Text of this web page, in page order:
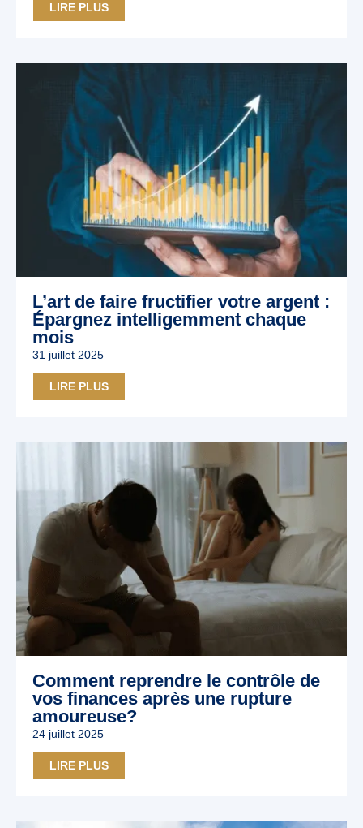
LIRE PLUS
L’art de faire fructifier votre argent :
Épargnez intelligemment chaque
mois
31 juillet 2025
LIRE PLUS
Comment reprendre le contrôle de
vos finances après une rupture
amoureuse?
24 juillet 2025
LIRE PLUS